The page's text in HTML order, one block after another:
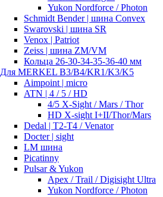
Yukon Nordforce / Photon
Schmidt Bender | шина Convex
Swarovski | шина SR
Venox | Patriot
Zeiss | шина ZM/VM
Кольца 26-30-34-35-36-40 мм
Для MERKEL B3/B4/KR1/K3/K5
Aimpoint | micro
ATN | 4 / 5 / HD
4/5 X-Sight / Mars / Thor
HD X-sight I+II/Thor/Mars
Dedal | T2-T4 / Venator
Docter | sight
LM шина
Picatinny
Pulsar & Yukon
Apex / Trail / Digisight Ultra
Yukon Nordforce / Photon